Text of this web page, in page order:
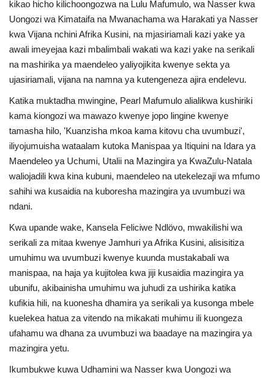
Nyaraka
Washiriki
Video
Maonyesho
Wadhamini
Language
English Swahili español
French Arabic
kikao hicho kilichoongozwa na Lulu Mafumulo, wa Nasser kwa
Uongozi wa Kimataifa na Mwanachama wa Harakati ya Nasser
kwa Vijana nchini Afrika Kusini, na mjasiriamali kazi yake ya
awali imeyejaa kazi mbalimbali wakati wa kazi yake na serikali
na mashirika ya maendeleo yaliyojikita kwenye sekta ya
ujasiriamali, vijana na namna ya kutengeneza ajira endelevu.
Katika muktadha mwingine, Pearl Mafumulo alialikwa kushiriki
kama kiongozi wa mawazo kwenye jopo lingine kwenye
tamasha hilo, 'Kuanzisha mkoa kama kitovu cha uvumbuzi',
iliyojumuisha wataalam kutoka Manispaa ya Itiquini na Idara ya
Maendeleo ya Uchumi, Utalii na Mazingira ya KwaZulu-Natala
waliojadili kwa kina kubuni, maendeleo na utekelezaji wa mfumo
sahihi wa kusaidia na kuboresha mazingira ya uvumbuzi wa
ndani.
Kwa upande wake, Kansela Feliciwe Ndlövo, mwakilishi wa
serikali za mitaa kwenye Jamhuri ya Afrika Kusini, alisisitiza
umuhimu wa uvumbuzi kwenye kuunda mustakabali wa
manispaa, na haja ya kujitolea kwa jiji kusaidia mazingira ya
ubunifu, akibainisha umuhimu wa juhudi za ushirika katika
kufikia hili, na kuonesha dhamira ya serikali ya kusonga mbele
kuelekea hatua za vitendo na mikakati muhimu ili kuongeza
ufahamu wa dhana za uvumbuzi wa baadaye na mazingira ya
mazingira yetu.
Ikumbukwe kuwa Udhamini wa Nasser kwa Uongozi wa